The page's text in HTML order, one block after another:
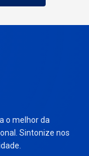
o melhor da
Sintonize nos